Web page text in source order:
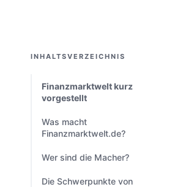
INHALTSVERZEICHNIS
Finanzmarktwelt kurz
vorgestellt
Was macht
Finanzmarktwelt.de?
Wer sind die Macher?
Die Schwerpunkte von